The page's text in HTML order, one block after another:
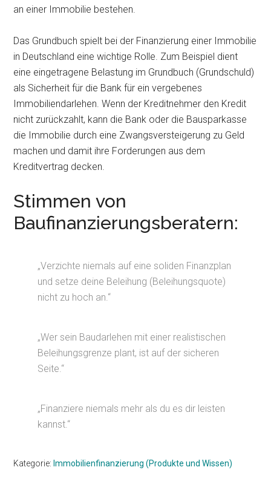
an einer Immobilie bestehen.
Das Grundbuch spielt bei der Finanzierung einer Immobilie
in Deutschland eine wichtige Rolle. Zum Beispiel dient
eine eingetragene Belastung im Grundbuch (Grundschuld)
als Sicherheit für die Bank für ein vergebenes
Immobiliendarlehen. Wenn der Kreditnehmer den Kredit
nicht zurückzahlt, kann die Bank oder die Bausparkasse
die Immobilie durch eine Zwangsversteigerung zu Geld
machen und damit ihre Forderungen aus dem
Kreditvertrag decken.
Stimmen von
Baufinanzierungsberatern:
„Verzichte niemals auf eine soliden Finanzplan
und setze deine Beleihung (Beleihungsquote)
nicht zu hoch an.“
„Wer sein Baudarlehen mit einer realistischen
Beleihungsgrenze plant, ist auf der sicheren
Seite.“
„Finanziere niemals mehr als du es dir leisten
kannst.“
Kategorie: Immobilienfinanzierung (Produkte und Wissen)